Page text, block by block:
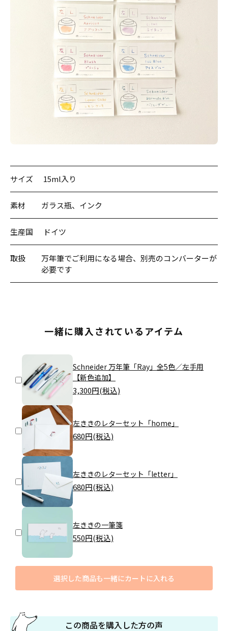
サイズ 15ml入り
素材 ガラス瓶、インク
生産国 ドイツ
取扱
万年筆でご利用になる場合、別売のコンバーターが
必要です
一緒に購入されているアイテム
Schneider 万年筆「Ray」全5色／左手用
【新色追加】
3,300円(税込)
左ききのレターセット「home」
680円(税込)
左ききのレターセット「letter」
680円(税込)
左ききの一筆箋
550円(税込)
選択した商品も一緒にカートに入れる
この商品を購入した方の声